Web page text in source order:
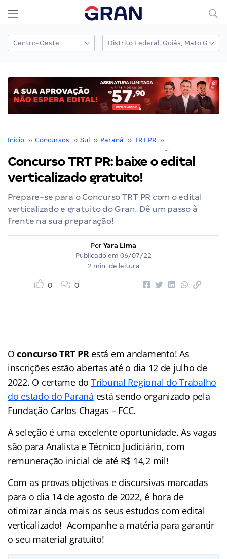
Início ›› Concursos ›› Sul ›› Paraná ›› TRT PR ››
Concurso TRT PR: baixe o edital
verticalizado gratuito!
Prepare-se para o Concurso TRT PR com o edital
verticalizado e gratuito do Gran. Dê um passo à
frente na sua preparação!
Por Yara Lima
Publicado em 06/07/22
2 min. de leitura
0 0
Oconcurso TRT PRestá em andamento! As
inscrições estão abertas até o dia 12 de julho de
2022. O certame do Tribunal Regional do Trabalho
do estado do Paraná está sendo organizado pela
Fundação Carlos Chagas – FCC.
A seleção é uma excelente oportunidade. As vagas
são para Analista e Técnico Judiciário, com
remuneração inicial de até R$ 14,2 mil!
Com as provas objetivas e discursivas marcadas
para o dia 14 de agosto de 2022, é hora de
otimizar ainda mais os seus estudos com edital
verticalizado! Acompanhe a matéria para garantir
o seu material gratuito!